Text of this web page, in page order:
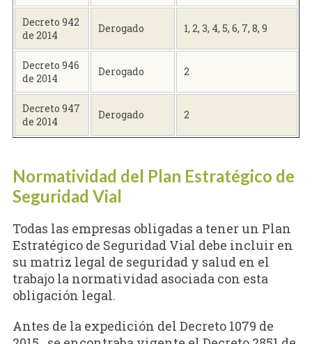
Decreto 942
de 2014
Derogado 1, 2, 3, 4, 5, 6, 7, 8, 9
Decreto 946
de 2014
Derogado 2
Decreto 947
de 2014
Derogado 2
Normatividad del Plan Estratégico de
Seguridad Vial
Todas las empresas obligadas a tener un Plan
Estratégico de Seguridad Vial debe incluir en
su matriz legal de seguridad y salud en el
trabajo la normatividad asociada con esta
obligación legal.
Antes de la expedición del Decreto 1079 de